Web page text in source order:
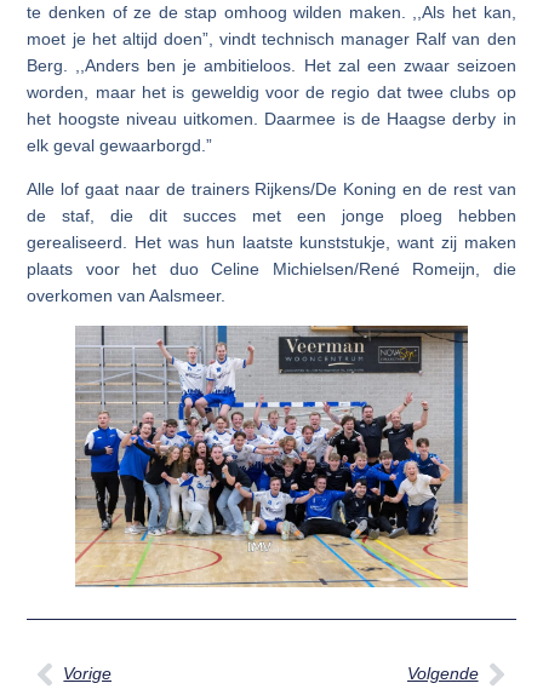
te denken of ze de stap omhoog wilden maken. ,,Als het kan,
moet je het altijd doen”, vindt technisch manager Ralf van den
Berg. ,,Anders ben je ambitieloos. Het zal een zwaar seizoen
worden, maar het is geweldig voor de regio dat twee clubs op
het hoogste niveau uitkomen. Daarmee is de Haagse derby in
elk geval gewaarborgd.”
Alle lof gaat naar de trainers Rijkens/De Koning en de rest van
de staf, die dit succes met een jonge ploeg hebben
gerealiseerd. Het was hun laatste kunststukje, want zij maken
plaats voor het duo Celine Michielsen/René Romeijn, die
overkomen van Aalsmeer.
Vorige Volgende